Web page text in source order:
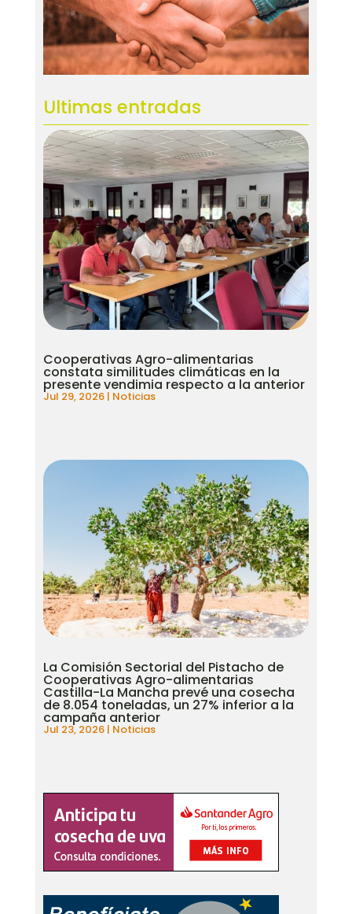
Ultimas entradas
Cooperativas Agro-alimentarias
constata similitudes climáticas en la
presente vendimia respecto a la anterior
Jul 29, 2026| Noticias
La Comisión Sectorial del Pistacho de
Cooperativas Agro-alimentarias
Castilla-La Mancha prevé una cosecha
de 8.054 toneladas, un 27% inferior a la
campaña anterior
Jul 23, 2026| Noticias